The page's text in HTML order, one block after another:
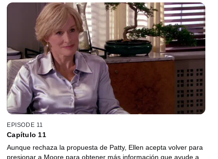
EPISODE 11
Capítulo 11
Aunque rechaza la propuesta de Patty, Ellen acepta volver para
presionar a Moore para obtener más información que ayude a